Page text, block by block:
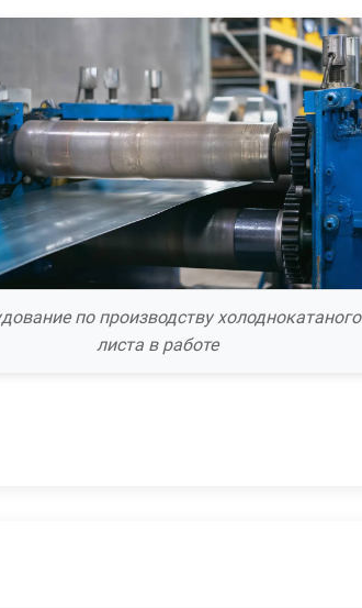
по производству холоднокатаного
листа в работе